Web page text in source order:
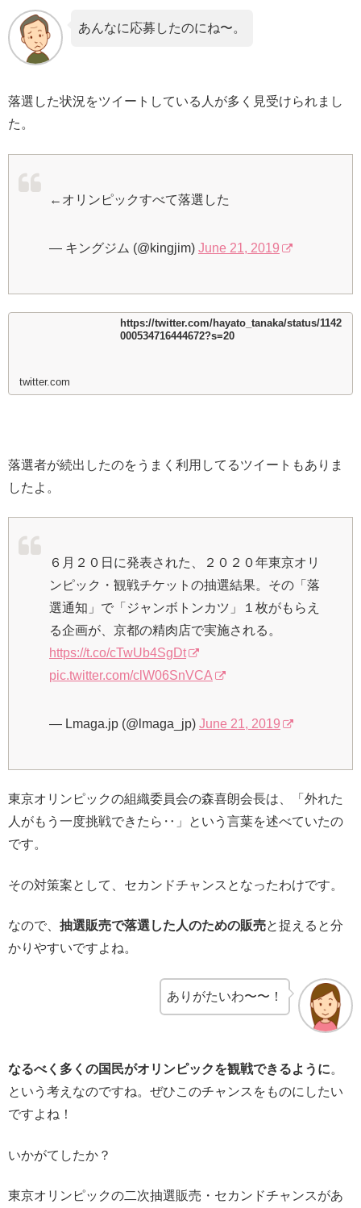
あんなに応募したのにね〜。
落選した状況をツイートしている人が多く見受けられまし
た。
←オリンピックすべて落選した
— キングジム (@kingjim) June 21, 2019
https://twitter.com/hayato_tanaka/status/1142
000534716444672?s=20
twitter.com
落選者が続出したのをうまく利用してるツイートもありま
したよ。
６月２０日に発表された、２０２０年東京オリ
ンピック・観戦チケットの抽選結果。その「落
選通知」で「ジャンボトンカツ」１枚がもらえ
る企画が、京都の精肉店で実施される。
https://t.co/cTwUb4SgDt
pic.twitter.com/clW06SnVCA
— Lmaga.jp (@lmaga_jp) June 21, 2019
東京オリンピックの組織委員会の森喜朗会長は、「外れた
人がもう一度挑戦できたら‥」という言葉を述べていたの
です。
その対策案として、セカンドチャンスとなったわけです。
なので、 抽選販売で落選した人のための販売と捉えると分
かりやすいですよね。
ありがたいわ〜〜！
なるべく多くの国民がオリンピックを観戦できるように。
という考えなのですね。ぜひこのチャンスをものにしたい
ですよね！
いかがてしたか？
東京オリンピックの二次抽選販売・セカンドチャンスがあ